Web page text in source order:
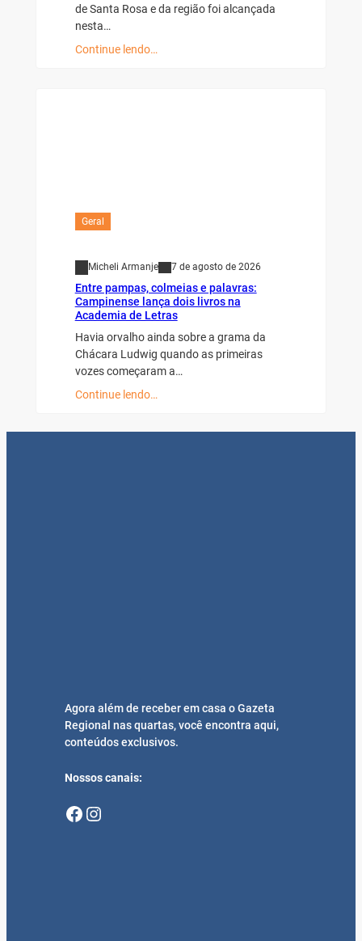
de Santa Rosa e da região foi alcançada
nesta…
Continue lendo…
Geral
Micheli Armanje 7 de agosto de 2026
Entre pampas, colmeias e palavras:
Campinense lança dois livros na
Academia de Letras
Havia orvalho ainda sobre a grama da
Chácara Ludwig quando as primeiras
vozes começaram a…
Continue lendo…
Agora além de receber em casa o Gazeta
Regional nas quartas, você encontra aqui,
conteúdos exclusivos.
Nossos canais:
Facebook Instagram